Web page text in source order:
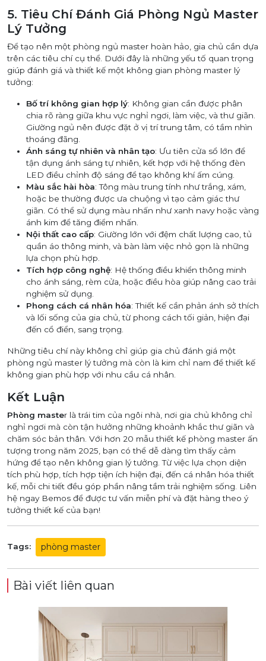
5. Tiêu Chí Đánh Giá Phòng Ngủ Master
Lý Tưởng
Để tạo nên một phòng ngủ master hoàn hảo, gia chủ cần dựa
trên các tiêu chí cụ thể. Dưới đây là những yếu tố quan trọng
giúp đánh giá và thiết kế một không gian phòng master lý
tưởng:
Bố trí không gian hợp lý: Không gian cần được phân
chia rõ ràng giữa khu vực nghỉ ngơi, làm việc, và thư giãn.
Giường ngủ nên được đặt ở vị trí trung tâm, có tầm nhìn
thoáng đãng.
Ánh sáng tự nhiên và nhân tạo: Ưu tiên cửa sổ lớn để
tận dụng ánh sáng tự nhiên, kết hợp với hệ thống đèn
LED điều chỉnh độ sáng để tạo không khí ấm cúng.
Màu sắc hài hòa: Tông màu trung tính như trắng, xám,
hoặc be thường được ưa chuộng vì tạo cảm giác thư
giãn. Có thể sử dụng màu nhấn như xanh navy hoặc vàng
ánh kim để tăng điểm nhấn.
Nội thất cao cấp: Giường lớn với đệm chất lượng cao, tủ
quần áo thông minh, và bàn làm việc nhỏ gọn là những
lựa chọn phù hợp.
Tích hợp công nghệ: Hệ thống điều khiển thông minh
cho ánh sáng, rèm cửa, hoặc điều hòa giúp nâng cao trải
nghiệm sử dụng.
Phong cách cá nhân hóa: Thiết kế cần phản ánh sở thích
và lối sống của gia chủ, từ phong cách tối giản, hiện đại
đến cổ điển, sang trọng.
Những tiêu chí này không chỉ giúp gia chủ đánh giá một
phòng ngủ master lý tưởng mà còn là kim chỉ nam để thiết kế
không gian phù hợp với nhu cầu cá nhân.
Kết Luận
Phòng master là trái tim của ngôi nhà, nơi gia chủ không chỉ
nghỉ ngơi mà còn tận hưởng những khoảnh khắc thư giãn và
chăm sóc bản thân. Với hơn 20 mẫu thiết kế phòng master ấn
tượng trong năm 2025, bạn có thể dễ dàng tìm thấy cảm
hứng để tạo nên không gian lý tưởng. Từ việc lựa chọn diện
tích phù hợp, tích hợp tiện ích hiện đại, đến cá nhân hóa thiết
kế, mỗi chi tiết đều góp phần nâng tầm trải nghiệm sống. Liên
hệ ngay Bemos để được tư vấn miễn phí và đặt hàng theo ý
tưởng thiết kế của bạn!
Tags: phòng master
Bài viết liên quan